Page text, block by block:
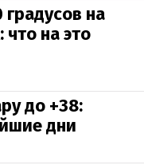
на
на это
до +38:
дни